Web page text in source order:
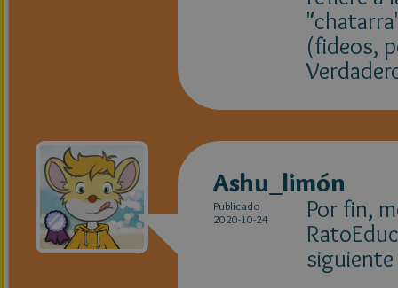
(fideos,
Ashu_limón
Publicado
2020-10-24
Por fin,
siguiente